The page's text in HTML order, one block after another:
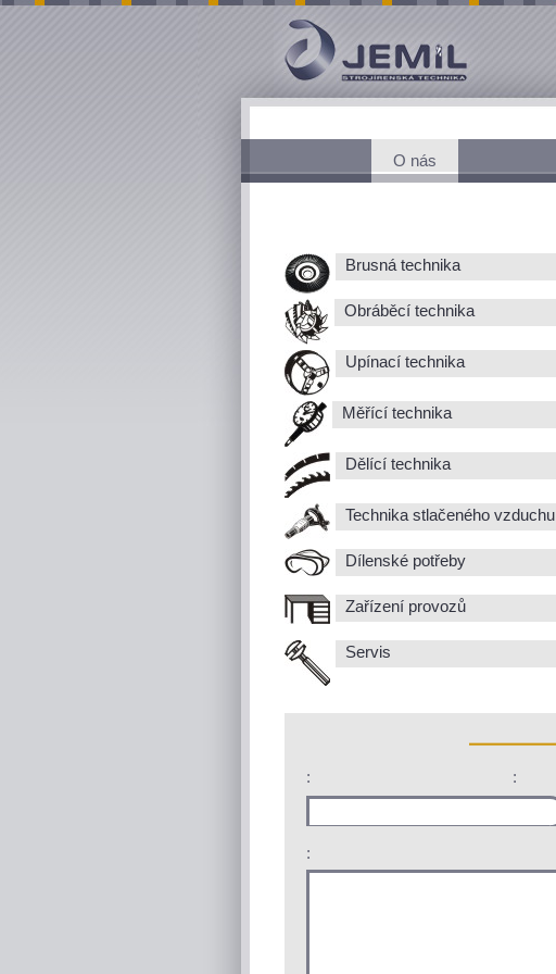
O nás
Brusná technika
Obráběcí technika
Upínací technika
Měřící technika
Dělící technika
Technika stlačeného vzduchu
Dílenské potřeby
Zařízení provozů
Servis
: :
: